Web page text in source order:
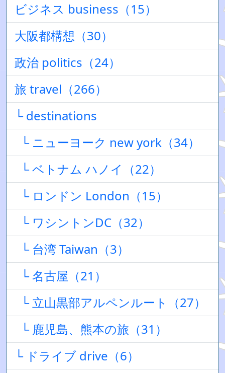
ビジネス business（15）
大阪都構想（30）
政治 politics（24）
旅 travel（266）
└ destinations
└ ニューヨーク new york（34）
└ ベトナム ハノイ（22）
└ ロンドン London（15）
└ ワシントンDC（32）
└ 台湾 Taiwan（3）
└ 名古屋（21）
└ 立山黒部アルペンルート（27）
└ 鹿児島、熊本の旅（31）
└ ドライブ drive（6）